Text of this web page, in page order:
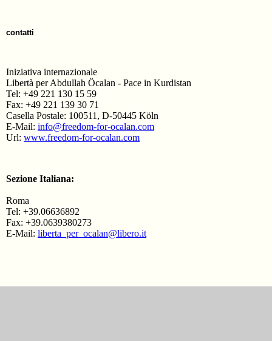
contatti
Iniziativa internazionale
Libertà per Abdullah Öcalan - Pace in Kurdistan
Tel: +49 221 130 15 59
Fax: +49 221 139 30 71
Casella Postale: 100511, D-50445 Köln
E-Mail: info@freedom-for-ocalan.com
Url: www.freedom-for-ocalan.com
Sezione Italiana:
Roma
Tel: +39.06636892
Fax: +39.0639380273
E-Mail: liberta_per_ocalan@libero.it